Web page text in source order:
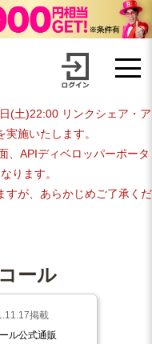
ならリンクシェア・ジャパ
(土)22:00 リンクシェア・ア
施いたします。
、APIディベロッパーポータ
ります。
すが、あらかじめご了承くだ
ール
掲載
ル公式通販